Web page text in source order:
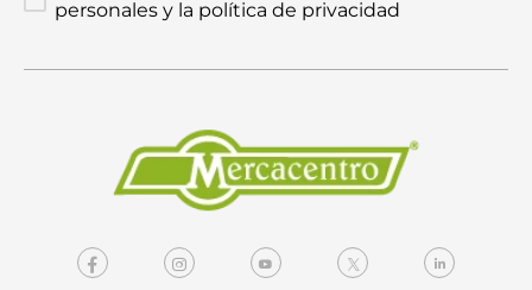
personales y la política de privacidad